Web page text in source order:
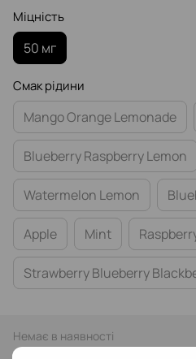
Міцність
50 мг
Смак рідини
Mango Orange Lemonade
Blueberry Raspberry Lemon
Watermelon Lemon
Apple Mint
Strawberry Blueberry
Немає в наявності